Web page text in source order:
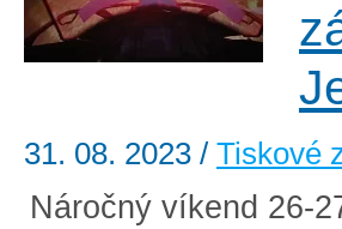
31. 08. 2023 / Tiskové
Náročný víkend 26-